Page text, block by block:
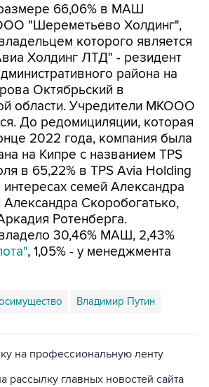
66,06% в МАШ
"Шереметьево Холдинг",
которого является
Холдинг ЛТД" - резидент
района на
Октябрьский в
области. Учредители МКООО
До редомициляции, которая
2022 года, компания была
на Кипре с названием TPS
в 65,22% в TPS Avia Holding
интересах семей Александра
Скоробогатько,
Ротенберга.
30,46% МАШ, 2,43%
, 1,05% - у менеджмента
Владимир Путин
на профессиональную ленту
рассылку главных новостей сайта